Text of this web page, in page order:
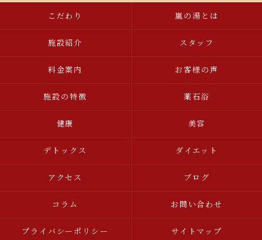
こだわり 嵐の湯とは
施設紹介 スタッフ
料金案内 お客様の声
施設の特徴 薬石浴
健康 美容
デトックス ダイエット
アクセス ブログ
コラム お問い合わせ
プライバシーポリシー サイトマップ